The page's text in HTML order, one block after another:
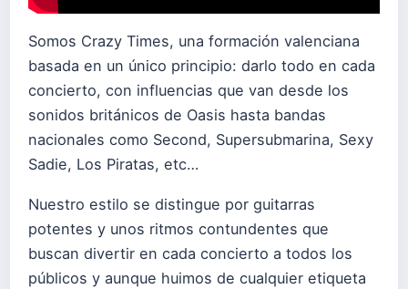
Somos Crazy Times, una formación valenciana
basada en un único principio: darlo todo en cada
concierto, con influencias que van desde los
sonidos británicos de Oasis hasta bandas
nacionales como Second, Supersubmarina, Sexy
Sadie, Los Piratas, etc…
Nuestro estilo se distingue por guitarras
potentes y unos ritmos contundentes que
buscan divertir en cada concierto a todos los
públicos y aunque huimos de cualquier etiqueta